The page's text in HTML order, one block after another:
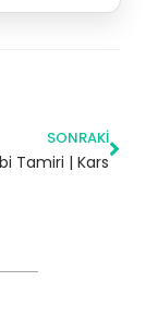
SONRAKI
Tamiri | Kars